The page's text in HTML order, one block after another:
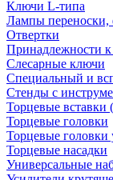
Ключи L-типа
Лампы переноски,
Отвертки
Принадлежности
Слесарные ключи
Специальный и
Стенды с
Торцевые вставки
Торцевые головки
Торцевые головки
Торцевые насадки
Универсальные